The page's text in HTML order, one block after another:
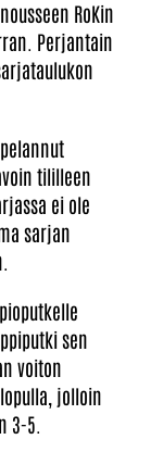
RoKin
Perjantain
tililleen
ei ole
sarjan
sen
voiton
lopulla, jolloin
3-5.